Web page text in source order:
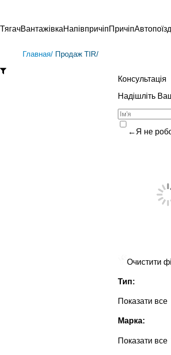
ТягачВантажівкаНапівпричіпПричіпАвтопоїзд
Главная/ Продаж TIR/
Консультація
Надішліть
←Я не
Очистити
Тип:
Показати все
Марка:
Показати все